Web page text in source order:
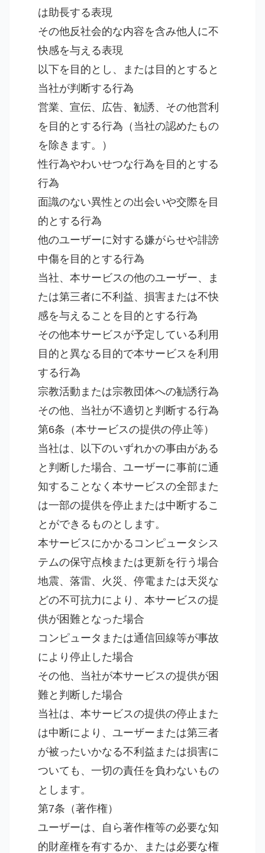
は助長する表現
その他反社会的な内容を含み他人に不
快感を与える表現
以下を目的とし、または目的とすると
当社が判断する行為
営業、宣伝、広告、勧誘、その他営利
を目的とする行為（当社の認めたもの
を除きます。）
性行為やわいせつな行為を目的とする
行為
面識のない異性との出会いや交際を目
的とする行為
他のユーザーに対する嫌がらせや誹謗
中傷を目的とする行為
当社、本サービスの他のユーザー、ま
たは第三者に不利益、損害または不快
感を与えることを目的とする行為
その他本サービスが予定している利用
目的と異なる目的で本サービスを利用
する行為
宗教活動または宗教団体への勧誘行為
その他、当社が不適切と判断する行為
第6条（本サービスの提供の停止等）
当社は、以下のいずれかの事由がある
と判断した場合、ユーザーに事前に通
知することなく本サービスの全部また
は一部の提供を停止または中断するこ
とができるものとします。
本サービスにかかるコンピュータシス
テムの保守点検または更新を行う場合
地震、落雷、火災、停電または天災な
どの不可抗力により、本サービスの提
供が困難となった場合
コンピュータまたは通信回線等が事故
により停止した場合
その他、当社が本サービスの提供が困
難と判断した場合
当社は、本サービスの提供の停止また
は中断により、ユーザーまたは第三者
が被ったいかなる不利益または損害に
ついても、一切の責任を負わないもの
とします。
第7条（著作権）
ユーザーは、自ら著作権等の必要な知
的財産権を有するか、または必要な権